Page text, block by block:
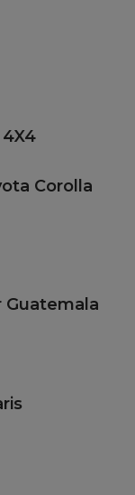
Corolla
Guatemala